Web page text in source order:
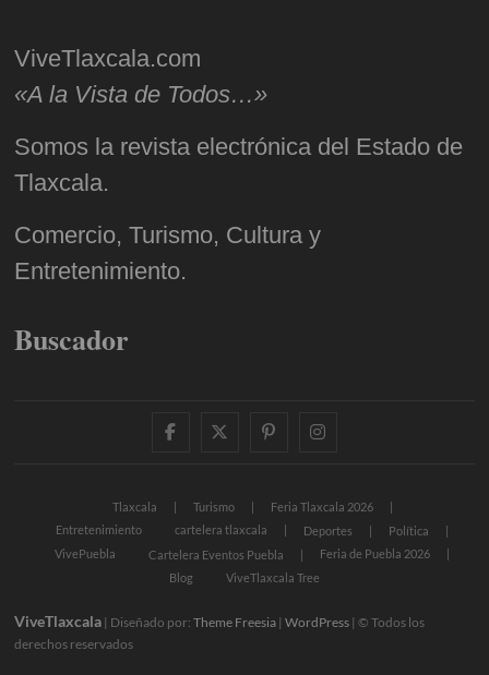
ViveTlaxcala.com
«A la Vista de Todos…»
Somos la revista electrónica del Estado de
Tlaxcala.
Comercio, Turismo, Cultura y
Entretenimiento.
Buscador
facebooktwitter
pinterestinstagram
Tlaxcala Turismo
Feria Tlaxcala 2026
Entretenimiento
cartelera tlaxcala Deportes
Política
VivePuebla
Cartelera Eventos Puebla
Feria de Puebla 2026
Blog
ViveTlaxcala Tree
ViveTlaxcala | Diseñado por:Theme Freesia |WordPress | © Todos los
derechos reservados